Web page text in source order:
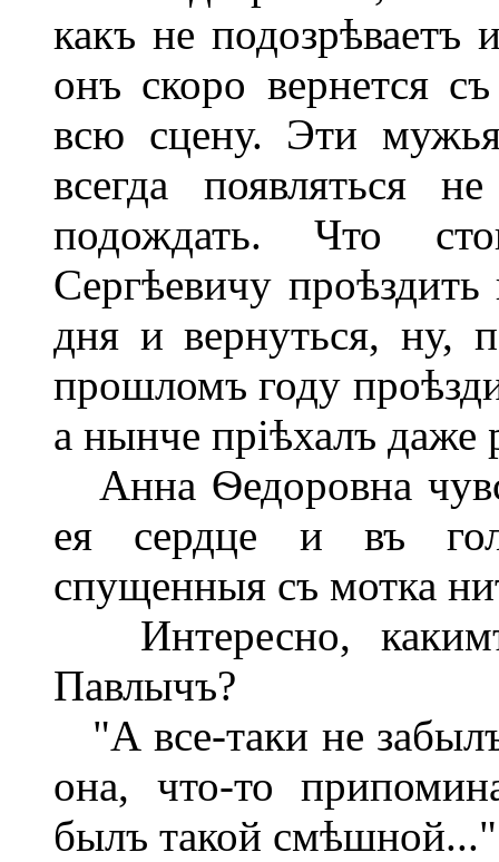
какъ не подозрѣваетъ
онъ скоро вернется
всю сцену. Эти
всегда появляться
подождать. Что
Сергѣевичу
дня и вернуться, ну,
прошломъ году
а нынче пріѣхалъ даже
Анна Ѳедоровна
ея сердце и въ
спущенныя съ мотка
Интересно, какимъ
Павлычъ?
"А все-таки не
она, что-то
былъ такой смѣшной..."